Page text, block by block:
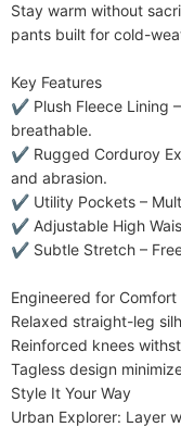
Enthaltene Komponenten
Stay warm without
pants​​ built for ​​cold-
​​Key Features​​
✔ ​​Plush Fleece Lining​​
breathable.
✔ ​​Rugged Corduroy
and abrasion.
✔ ​​Utility Pockets​​ –
✔ ​​Adjustable High
✔ ​​Subtle Stretch​​ –
​​Engineered for Comfort​​
​​Relaxed straight-leg
​​Reinforced knees​​
​​Tagless design​​
​​Style It Your Way​​
​​Urban Explorer​​: Layer